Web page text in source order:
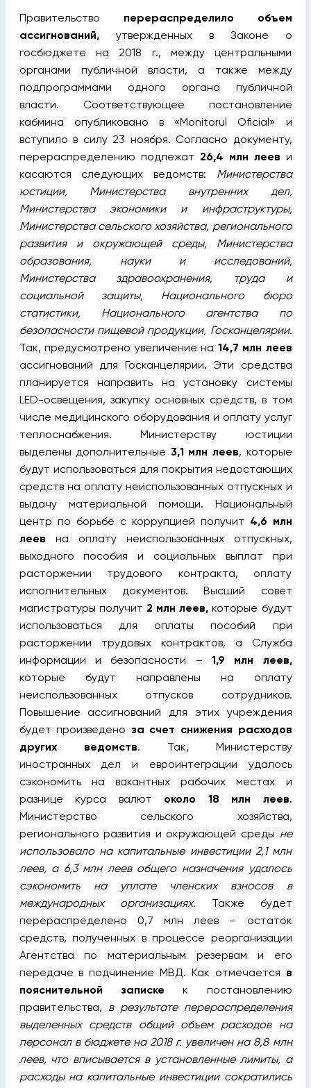
Правительство перераспределило объем
ассигнований,утвержденных в Законе о
госбюджете на 2018 г., между центральными
органами публичной власти, а также между
подпрограммами одного органа публичной
власти. Соответствующее постановление
кабмина опубликовано в «Monitorul Oficial» и
вступило в силу 23 ноября. Согласно документу,
перераспределению подлежат 26,4 млн леев и
касаются следующих ведомств: Министерства
юстиции, Министерства внутренних дел,
Министерства экономики и инфраструктуры,
Министерства сельского хозяйства, регионального
развития и окружающей среды, Министерства
образования, науки и исследований,
Министерства здравоохранения, труда и
социальной защиты, Национального бюро
статистики, Национального агентства по
безопасности пищевой продукции, Госканцелярии.
Так, предусмотрено увеличение на 14,7 млн леев
ассигнований для Госканцелярии. Эти средства
планируется направить на установку системы
LED-освещения, закупку основных средств, в том
числе медицинского оборудования и оплату услуг
теплоснабжения. Министерству юстиции
выделены дополнительные 3,1 млн леев, которые
будут использоваться для покрытия недостающих
средств на оплату неиспользованных отпускных и
выдачу материальной помощи. Национальный
центр по борьбе с коррупцией получит 4,6 млн
леев на оплату неиспользованных отпускных,
выходного пособия и социальных выплат при
расторжении трудового контракта, оплату
исполнительных документов. Высший совет
магистратуры получит 2 млн леев, которые будут
использоваться для оплаты пособий при
расторжении трудовых контрактов, а Служба
информации и безопасности – 1,9 млн леев,
которые будут направлены на оплату
неиспользованных отпусков сотрудников.
Повышение ассигнований для этих учреждения
будет произведено за счет снижения расходов
других ведомств. Так, Министерству
иностранных дел и евроинтеграции удалось
сэкономить на вакантных рабочих местах и
разнице курса валют около 18 млн леев.
Министерство сельского хозяйства,
регионального развития и окружающей среды не
использовало на капитальные инвестиции 2,1 млн
леев, а 6,3 млн леев общего назначения удалось
сэкономить на уплате членских взносов в
международных организациях. Также будет
перераспределено 0,7 млн леев – остаток
средств, полученных в процессе реорганизации
Агентства по материальным резервам и его
передаче в подчинение МВД. Как отмечается в
пояснительной записке к постановлению
правительства, в результате перераспределения
выделенных средств общий объем расходов на
персонал в бюджете на 2018 г. увеличен на 8,8 млн
леев, что вписывается в установленные лимиты, а
расходы на капитальные инвестиции сократились